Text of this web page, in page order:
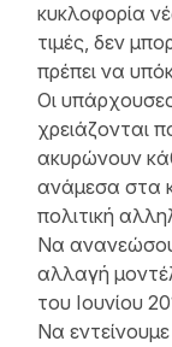
κυκλοφορία
τιμές, δεν
πρέπει να
Οι
χρειάζονται
ακυρώνουν
ανάμεσα στα
πολιτική
Να
αλλαγή
του Ιουνίου
Να